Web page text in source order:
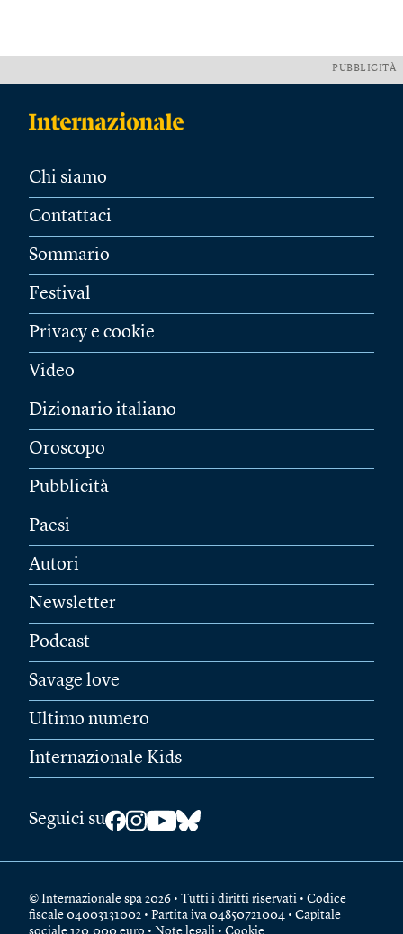
PUBBLICITÀ
Chi siamo
Contattaci
Sommario
Festival
Privacy e cookie
Video
Dizionario italiano
Oroscopo
Pubblicità
Paesi
Autori
Newsletter
Podcast
Savage love
Ultimo numero
Internazionale Kids
Seguici su
© Internazionale spa 2026 • Tutti i diritti riservati • Codice
fiscale 04003131002 • Partita iva 04850721004 • Capitale
sociale 120.000 euro • Note legali • Cookie